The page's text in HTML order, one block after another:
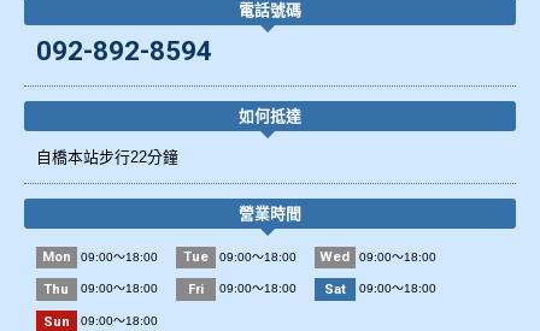
電話號碼
092-892-8594
如何抵達
自橋本站步行22分鐘
營業時間
Mon 09:00～18:00 Tue 09:00～18:00 Wed 09:00～18:00
Thu 09:00～18:00 Fri 09:00～18:00 Sat 09:00～18:00
Sun 09:00～18:00